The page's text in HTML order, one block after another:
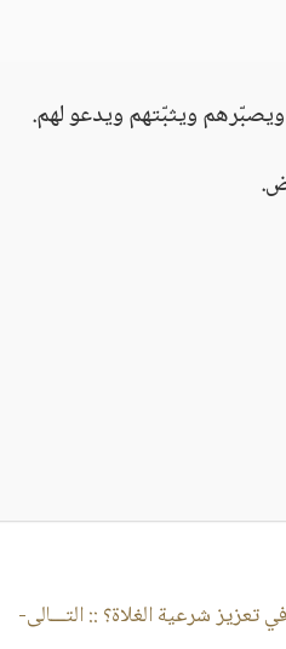
ويثبّتهم ويدعو لهم.
تعزيز شرعية الغلاة؟ :: التـــالى-